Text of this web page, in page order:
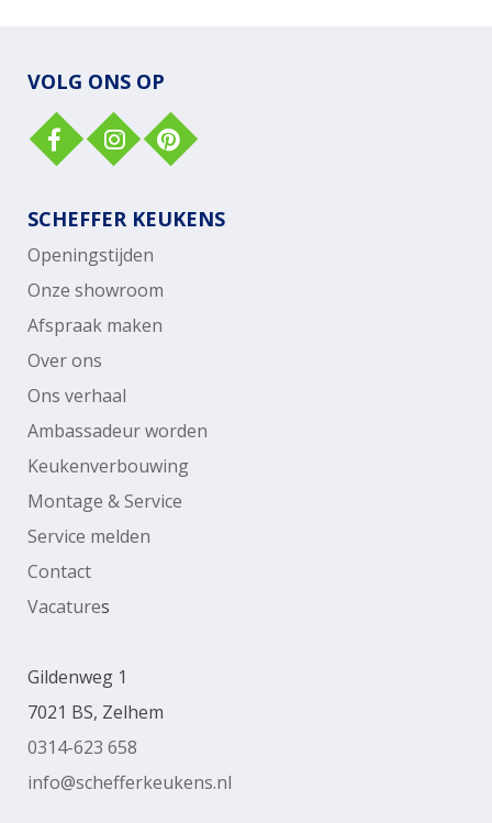
VOLG ONS OP
SCHEFFER KEUKENS
Openingstijden
Onze showroom
Afspraak maken
Over ons
Ons verhaal
Ambassadeur worden
Keukenverbouwing
Montage & Service
Service melden
Contact
Vacatures
Gildenweg 1
7021 BS, Zelhem
0314-623 658
info@schefferkeukens.nl